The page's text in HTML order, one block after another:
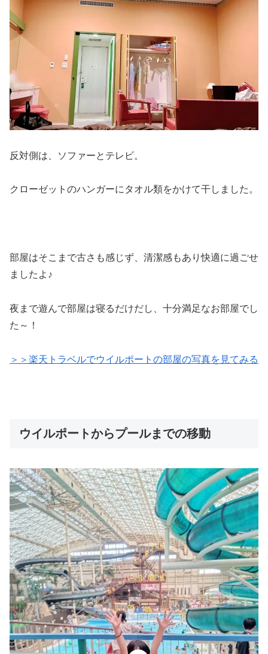
反対側は、ソファーとテレビ。
クローゼットのハンガーにタオル類をかけて干しました。
部屋はそこまで古さも感じず、清潔感もあり快適に過ごせ
ましたよ♪
夜まで遊んで部屋は寝るだけだし、十分満足なお部屋でし
た～！
＞＞楽天トラベルでウイルポートの部屋の写真を見てみる
ウイルポートからプールまでの移動